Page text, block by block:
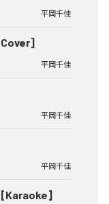
平岡千佳
平岡千佳
平岡千佳
平岡千佳
[Karaoke]